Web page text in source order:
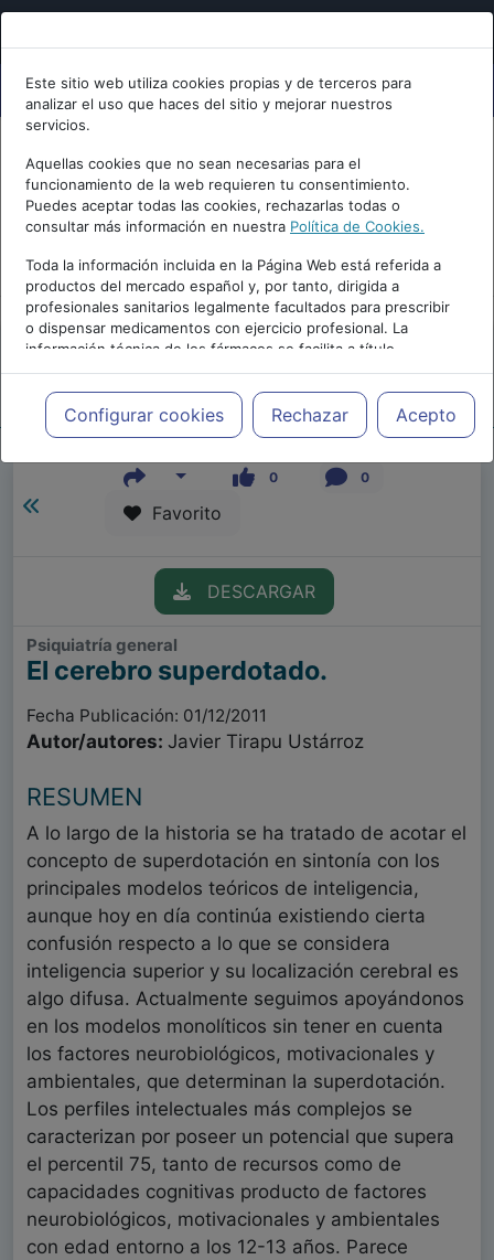
Este sitio web utiliza cookies propias y de terceros para
analizar el uso que haces del sitio y mejorar nuestros
servicios.
Aquellas cookies que no sean necesarias para el
funcionamiento de la web requieren tu consentimiento.
Puedes aceptar todas las cookies, rechazarlas todas o
consultar más información en nuestra Política de Cookies.
Toda la información incluida en la Página Web está referida a
productos del mercado español y, por tanto, dirigida a
profesionales sanitarios legalmente facultados para prescribir
o dispensar medicamentos con ejercicio profesional. La
información técnica de los fármacos se facilita a título
meramente informativo, siendo responsabilidad de los
profesionales facultados prescribir medicamentos y decidir, en
cada caso concreto, el tratamiento más adecuado a las
necesidades del paciente.
Configurar cookies Rechazar Acepto
Repositorio de Artículos || Edición |
0 0
Favorito
DESCARGAR
Psiquiatría general
El cerebro superdotado.
Fecha Publicación: 01/12/2011
Autor/autores: Javier Tirapu Ustárroz
RESUMEN
A lo largo de la historia se ha tratado de acotar el
concepto de superdotación en sintonía con los
principales modelos teóricos de inteligencia,
aunque hoy en día continúa existiendo cierta
confusión respecto a lo que se considera
inteligencia superior y su localización cerebral es
algo difusa. Actualmente seguimos apoyándonos
en los modelos monolíticos sin tener en cuenta
los factores neurobiológicos, motivacionales y
ambientales, que determinan la superdotación.
Los perfiles intelectuales más complejos se
caracterizan por poseer un potencial que supera
el percentil 75, tanto de recursos como de
capacidades cognitivas producto de factores
neurobiológicos, motivacionales y ambientales
con edad entorno a los 12-13 años. Parece